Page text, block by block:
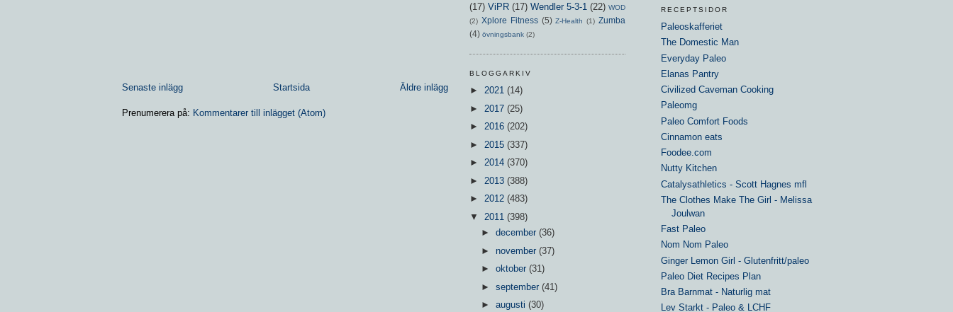
Senaste inlägg Äldre inlägg
Startsida
Prenumerera på: Kommentarer till inlägget (Atom)
RECEPTSIDOR
Paleoskafferiet
The Domestic Man
Everyday Paleo
Elanas Pantry
Civilized Caveman Cooking
Paleomg
Paleo Comfort Foods
Cinnamon eats
Foodee.com
Nutty Kitchen
Catalysathletics - Scott Hagnes mfl
The Clothes Make The Girl - Melissa
Joulwan
Fast Paleo
Nom Nom Paleo
Ginger Lemon Girl - Glutenfritt/paleo
Paleo Diet Recipes Plan
Bra Barnmat - Naturlig mat
Lev Starkt - Paleo & LCHF
(17) ViPR (17) Wendler 5-3-1 (22) WOD
(2) Xplore Fitness (5) Z-Health (1) Zumba
(4) övningsbank (2)
BLOGGARKIV
► 2021 (14)
► 2017 (25)
► 2016 (202)
► 2015 (337)
► 2014 (370)
► 2013 (388)
► 2012 (483)
▼ 2011 (398)
► december (36)
► november (37)
► oktober (31)
► september (41)
► augusti (30)